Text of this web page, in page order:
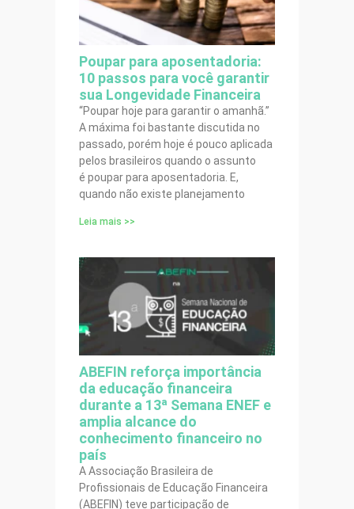
Poupar para aposentadoria:
10 passos para você garantir
sua Longevidade Financeira
“Poupar hoje para garantir o amanhã.”
A máxima foi bastante discutida no
passado, porém hoje é pouco aplicada
pelos brasileiros quando o assunto
é poupar para aposentadoria. E,
quando não existe planejamento
Leia mais >>
ABEFIN reforça importância
da educação financeira
durante a 13ª Semana ENEF e
amplia alcance do
conhecimento financeiro no
país
A Associação Brasileira de
Profissionais de Educação Financeira
(ABEFIN) teve participação de